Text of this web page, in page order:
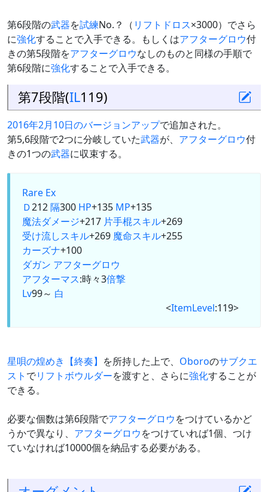
第6段階の武器を試練No.？（ リフトドロス×3000）でさら
に強化することで入手できる。もしくはアフターグロウ付
きの第5段階をアフターグロウなしのものと同様の手順で
第6段階に強化することで入手できる。
第7段階(IL119)
2016年2月10日のバージョンアップで追加された。
第5,6段階で2つに分岐していた武器が、 アフターグロウ付
きの1つの武器に収束する。
Rare Ex
Ｄ212隔300 HP+135 MP+135
魔法ダメージ+217 片手棍スキル+269
受け流しスキル+269 魔命スキル+255
カーズナ+100
ダガン アフターグロウ
アフターマス:時々3倍撃
Lv99～ 白
<ItemLevel:119>
星唄の煌めき【終奏】 を所持した上で、 Oboroのサブクエ
スト でリフトボウルダーを渡すと、さらに強化することが
できる。
必要な個数は第6段階でアフターグロウをつけているかど
うかで異なり、 アフターグロウをつけていれば1個、つけ
ていなければ10000個を納品する必要がある。